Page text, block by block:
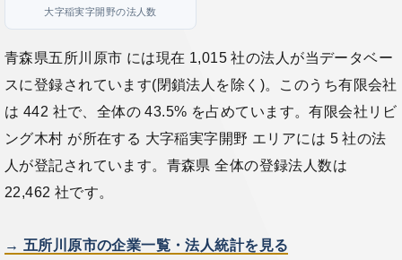
大字稲実字開野の法人数
青森県五所川原市 には現在 1,015 社の法人が当データベー
スに登録されています(閉鎖法人を除く)。このうち有限会社
は 442 社で、全体の 43.5% を占めています。有限会社リビ
ング木村 が所在する 大字稲実字開野 エリアには 5 社の法
人が登記されています。青森県 全体の登録法人数は
22,462 社です。
→ 五所川原市の企業一覧・法人統計を見る